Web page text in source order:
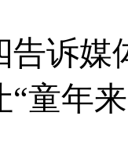
诉媒
“童年